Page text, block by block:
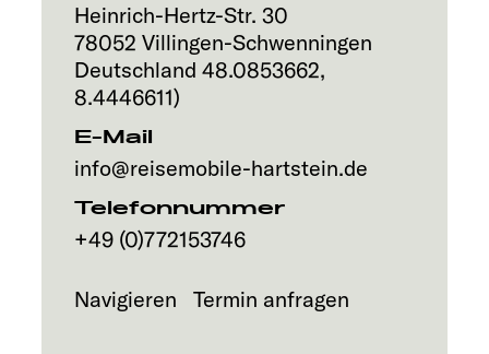
Heinrich-Hertz-Str. 30
78052 Villingen-Schwenningen
Deutschland 48.0853662,
8.4446611)
E-Mail
info@reisemobile-hartstein.de
Telefonnummer
+49 (0)772153746
Navigieren Termin anfragen